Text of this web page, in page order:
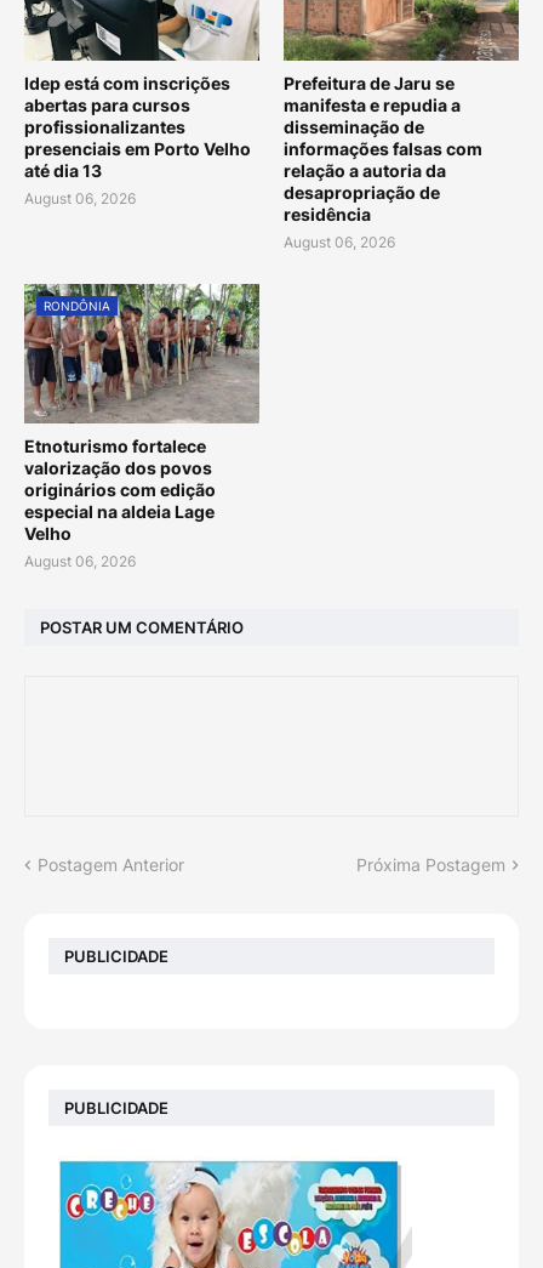
Idep está com inscrições
abertas para cursos
profissionalizantes
presenciais em Porto Velho
até dia 13
August 06, 2026
Prefeitura de Jaru se
manifesta e repudia a
disseminação de
informações falsas com
relação a autoria da
desapropriação de
residência
August 06, 2026
RONDÔNIA
Etnoturismo fortalece
valorização dos povos
originários com edição
especial na aldeia Lage
Velho
August 06, 2026
POSTAR UM COMENTÁRIO
Postagem Anterior Próxima Postagem
PUBLICIDADE
PUBLICIDADE